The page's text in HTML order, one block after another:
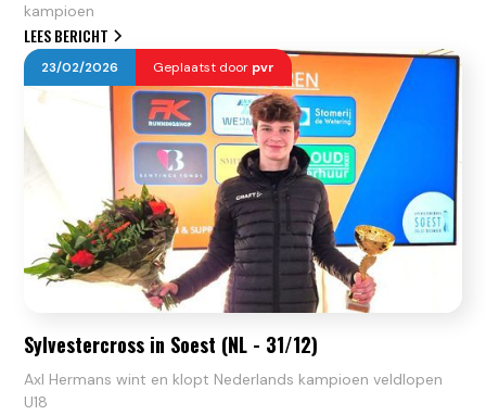
kampioen
LEES BERICHT
23/02/2026 Geplaatst door pvr
Sylvestercross in Soest (NL - 31/12)
Axl Hermans wint en klopt Nederlands kampioen veldlopen
U18